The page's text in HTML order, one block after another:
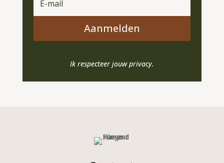
Aanmelden
Ik respecteer jouw privacy.